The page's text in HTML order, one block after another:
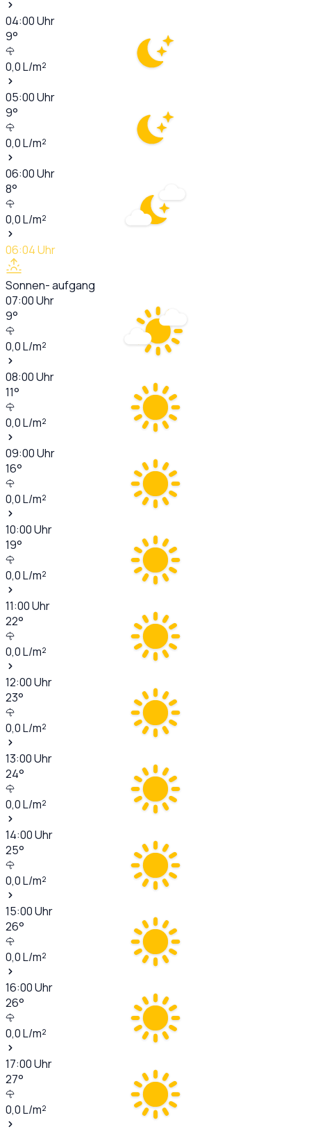
04:00Uhr
9°
0,0L/m²
05:00Uhr
9°
0,0L/m²
06:00Uhr
8°
0,0L/m²
06:04Uhr
Sonnen- aufgang
07:00Uhr
9°
0,0L/m²
08:00Uhr
11°
0,0L/m²
09:00Uhr
16°
0,0L/m²
10:00Uhr
19°
0,0L/m²
11:00Uhr
22°
0,0L/m²
12:00Uhr
23°
0,0L/m²
13:00Uhr
24°
0,0L/m²
14:00Uhr
25°
0,0L/m²
15:00Uhr
26°
0,0L/m²
16:00Uhr
26°
0,0L/m²
17:00Uhr
27°
0,0L/m²